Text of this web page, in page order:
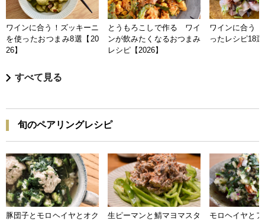
ワインに合う！ズッキーニ
を使ったおつまみ8選【20
26】
とうもろこしで作る ワイ
ンが飲みたくなるおつまみ
レシピ【2026】
ワインに合う
ったレシピ18
すべて見る
旬のペアリングレシピ
豚団子とモロヘイヤとオク
生ピーマンと鯖マヨマスタ
モロヘイヤと